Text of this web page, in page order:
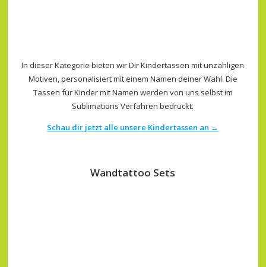
In dieser Kategorie bieten wir Dir Kindertassen mit unzähligen
Motiven, personalisiert mit einem Namen deiner Wahl. Die
Tassen für Kinder mit Namen werden von uns selbst im
Sublimations Verfahren bedruckt.
Schau dir jetzt alle unsere Kindertassen an →
Wandtattoo Sets